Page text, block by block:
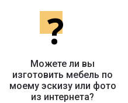
?
Можете ли вы
изготовить мебель по
моему эскизу или фото
из интернета?